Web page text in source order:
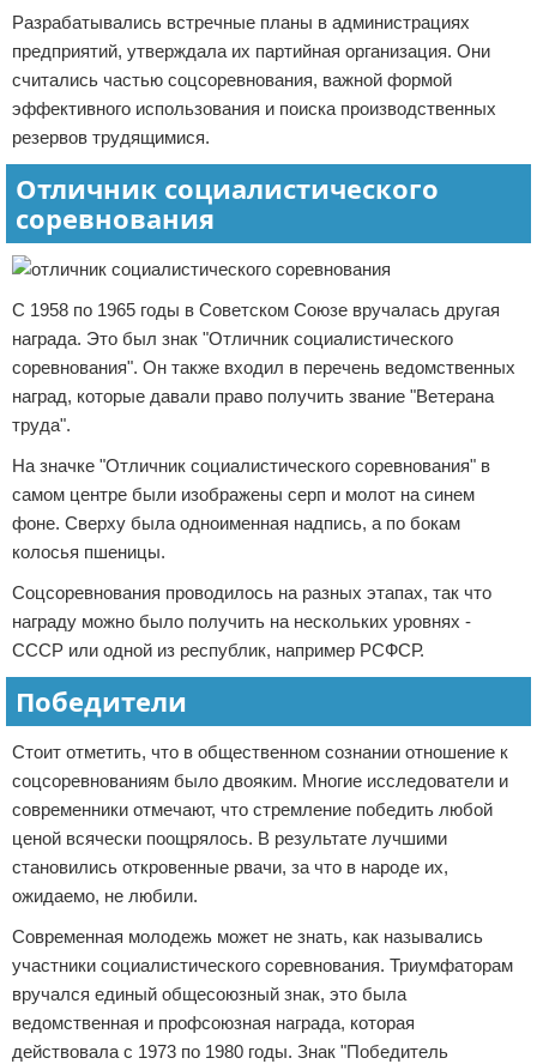
Разрабатывались встречные планы в администрациях
предприятий, утверждала их партийная организация. Они
считались частью соцсоревнования, важной формой
эффективного использования и поиска производственных
резервов трудящимися.
Отличник социалистического
соревнования
С 1958 по 1965 годы в Советском Союзе вручалась другая
награда. Это был знак "Отличник социалистического
соревнования". Он также входил в перечень ведомственных
наград, которые давали право получить звание "Ветерана
труда".
На значке "Отличник социалистического соревнования" в
самом центре были изображены серп и молот на синем
фоне. Сверху была одноименная надпись, а по бокам
колосья пшеницы.
Соцсоревнования проводилось на разных этапах, так что
награду можно было получить на нескольких уровнях -
СССР или одной из республик, например РСФСР.
Победители
Стоит отметить, что в общественном сознании отношение к
соцсоревнованиям было двояким. Многие исследователи и
современники отмечают, что стремление победить любой
ценой всячески поощрялось. В результате лучшими
становились откровенные рвачи, за что в народе их,
ожидаемо, не любили.
Современная молодежь может не знать, как назывались
участники социалистического соревнования. Триумфаторам
вручался единый общесоюзный знак, это была
ведомственная и профсоюзная награда, которая
действовала с 1973 по 1980 годы. Знак "Победитель